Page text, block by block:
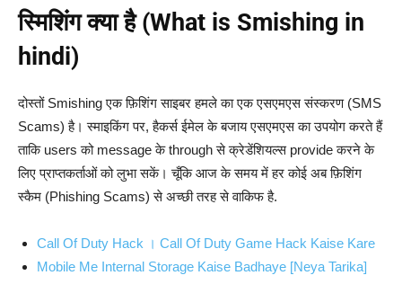
स्मिशिंग क्या है (What is Smishing in
hindi)
दोस्तों Smishing एक फ़िशिंग साइबर हमले का एक एसएमएस संस्करण (SMS
Scams) है। स्माइकिंग पर, हैकर्स ईमेल के बजाय एसएमएस का उपयोग करते हैं
ताकि users को message के through से क्रेडेंशियल्स provide करने के
लिए प्राप्तकर्ताओं को लुभा सकें। चूँकि आज के समय में हर कोई अब फ़िशिंग
स्कैम (Phishing Scams) से अच्छी तरह से वाकिफ है.
Call Of Duty Hack । Call Of Duty Game Hack Kaise Kare
Mobile Me Internal Storage Kaise Badhaye [Neya Tarika]